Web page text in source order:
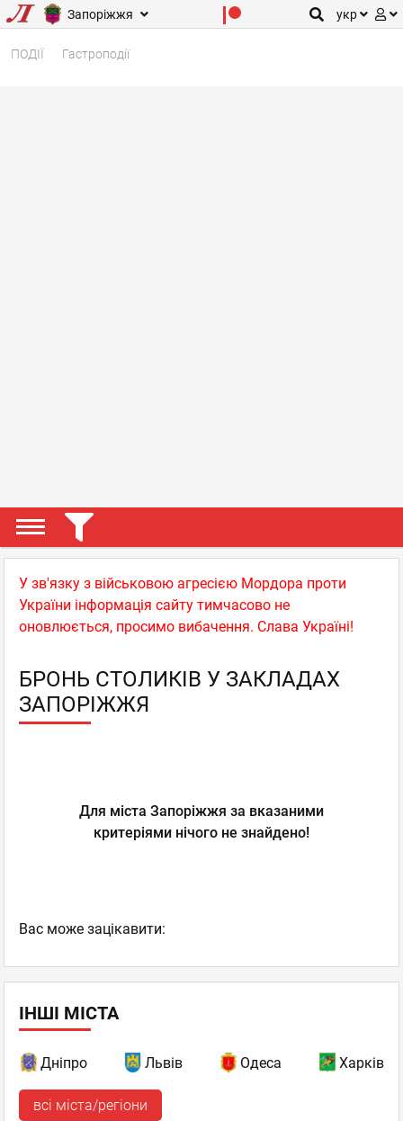
Запоріжжя укр
ПОДІЇ Гастроподії
У зв'язку з військовою агресією Мордора проти
України інформація сайту тимчасово не
оновлюється, просимо вибачення. Слава Україні!
БРОНЬ СТОЛИКІВ У ЗАКЛАДАХ
ЗАПОРІЖЖЯ
Для міста Запоріжжя за вказаними
критеріями нічого не знайдено!
Вас може зацікавити:
ІНШІ МІСТА
Дніпро Львів Одеса Харків
всі міста/регіони